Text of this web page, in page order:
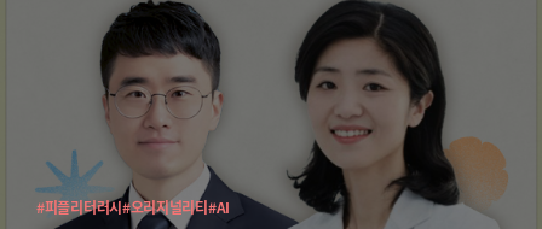
#피플리터러시#오리지널리티#AI